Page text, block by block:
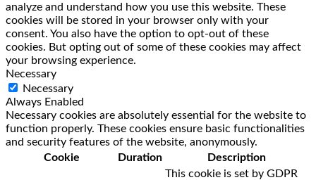
analyze and understand how you use this website. These
cookies will be stored in your browser only with your
consent. You also have the option to opt-out of these
cookies. But opting out of some of these cookies may affect
your browsing experience.
Necessary
Necessary
Always Enabled
Necessary cookies are absolutely essential for the website to
function properly. These cookies ensure basic functionalities
and security features of the website, anonymously.
Cookie
Duration Description
This cookie is set by GDPR